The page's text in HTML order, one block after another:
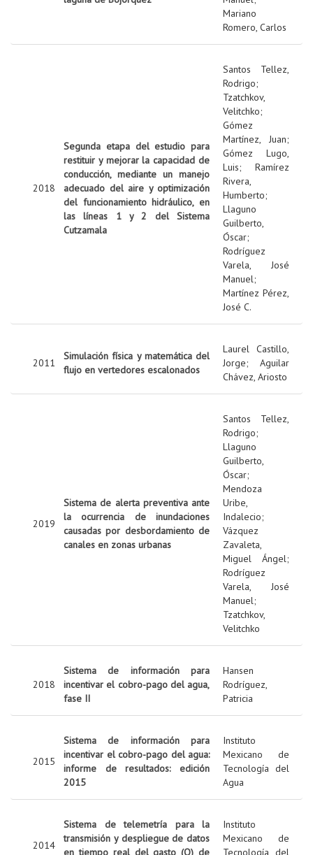
Mariano
Romero, Carlos
2018
Segunda etapa del estudio para
restituir y mejorar la capacidad de
conducción, mediante un manejo
adecuado del aire y optimización
del funcionamiento hidráulico, en
las líneas 1 y 2 del Sistema
Cutzamala
Santos Tellez,
Rodrigo;
Tzatchkov,
Velitchko;
Gómez
Martínez, Juan;
Gómez Lugo,
Luis; Ramírez
Rivera,
Humberto;
Llaguno
Guilberto,
Óscar;
Rodríguez
Varela, José
Manuel;
Martínez Pérez,
José C.
2011
Simulación física y matemática del
flujo en vertedores escalonados
Laurel Castillo,
Jorge; Aguilar
Chávez, Ariosto
2019
Sistema de alerta preventiva ante
la ocurrencia de inundaciones
causadas por desbordamiento de
canales en zonas urbanas
Santos Tellez,
Rodrigo;
Llaguno
Guilberto,
Óscar;
Mendoza
Uribe,
Indalecio;
Vázquez
Zavaleta,
Miguel Ángel;
Rodríguez
Varela, José
Manuel;
Tzatchkov,
Velitchko
2018
Sistema de información para
incentivar el cobro-pago del agua,
fase II
Hansen
Rodríguez,
Patricia
2015
Sistema de información para
incentivar el cobro-pago del agua:
informe de resultados: edición
2015
Instituto
Mexicano de
Tecnología del
Agua
2014
Sistema de telemetría para la
transmisión y despliegue de datos
en tiempo real del gasto (Q) de
Instituto
Mexicano de
Tecnología del